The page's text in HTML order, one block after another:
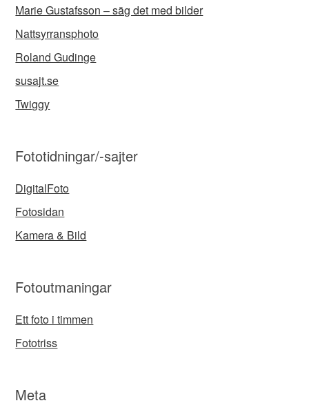
Marie Gustafsson – säg det med bilder
Nattsyrransphoto
Roland Gudinge
susajt.se
Twiggy
Fototidningar/-sajter
DigitalFoto
Fotosidan
Kamera & Bild
Fotoutmaningar
Ett foto i timmen
Fototriss
Meta